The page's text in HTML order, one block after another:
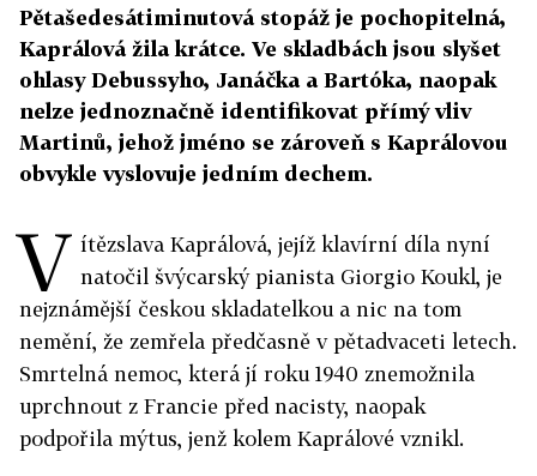
Pětašedesátiminutová stopáž je pochopitelná,
Kaprálová žila krátce. Ve skladbách jsou slyšet
ohlasy Debussyho, Janáčka a Bartóka, naopak
nelze jednoznačně identifikovat přímý vliv
Martinů, jehož jméno se zároveň s Kaprálovou
obvykle vyslovuje jedním dechem.
V ítězslava Kaprálová, jejíž klavírní díla nyní
natočil švýcarský pianista Giorgio Koukl, je
nejznámější českou skladatelkou a nic na tom
nemění, že zemřela předčasně v pětadvaceti letech.
Smrtelná nemoc, která jí roku 1940 znemožnila
uprchnout z Francie před nacisty, naopak
podpořila mýtus, jenž kolem Kaprálové vznikl.